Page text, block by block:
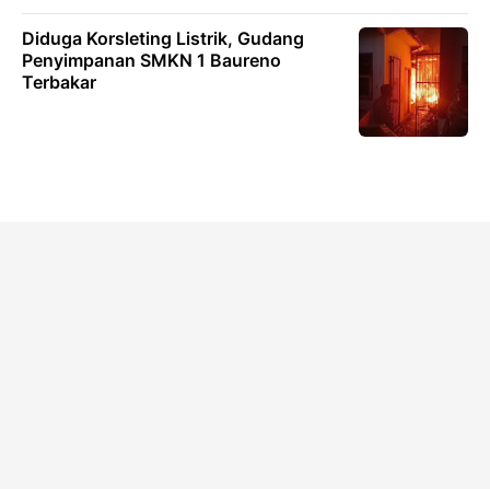
Diduga Korsleting Listrik, Gudang
Penyimpanan SMKN 1 Baureno
Terbakar